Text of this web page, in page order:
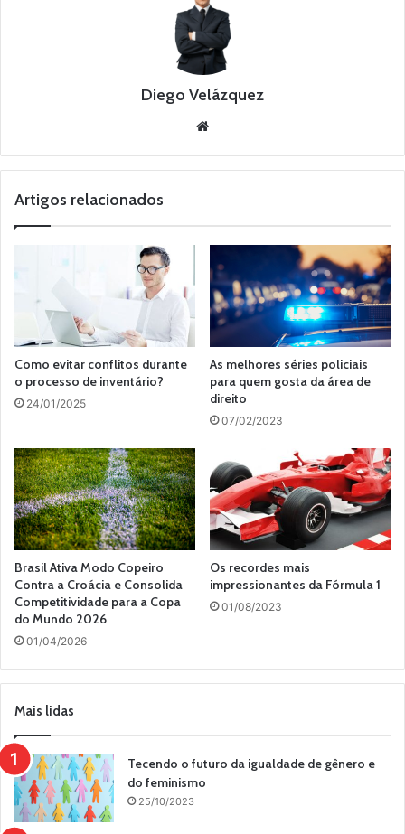
Diego Velázquez
Website
Artigos relacionados
Como evitar conflitos durante
o processo de inventário?
24/01/2025
As melhores séries policiais
para quem gosta da área de
direito
07/02/2023
Brasil Ativa Modo Copeiro
Contra a Croácia e Consolida
Competitividade para a Copa
do Mundo 2026
01/04/2026
Os recordes mais
impressionantes da Fórmula 1
01/08/2023
Mais lidas
Tecendo o futuro da igualdade de gênero e
do feminismo
25/10/2023